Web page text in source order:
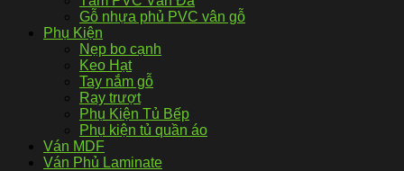
Gỗ nhựa phủ PVC vân gỗ
Phụ Kiện
Nẹp bo cạnh
Keo Hạt
Tay nắm gỗ
Ray trượt
Phụ Kiện Tủ Bếp
Phụ kiện tủ quần áo
Ván MDF
Ván Phủ Laminate